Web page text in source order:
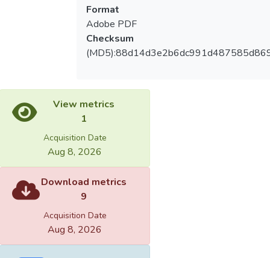
Format
Adobe PDF
Checksum
View metrics
1
Acquisition Date
Aug 8, 2026
Download metrics
9
Acquisition Date
Aug 8, 2026